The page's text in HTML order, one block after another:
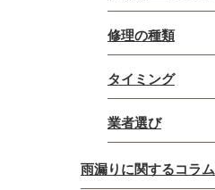
修理の種類
タイミング
業者選び
雨漏りに関するコラム